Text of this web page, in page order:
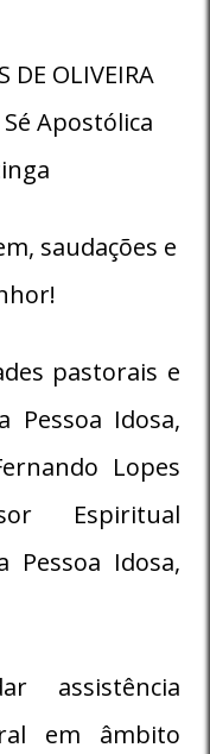
DE OLIVEIRA
Apostólica
saudações e
pastorais e
Pessoa Idosa,
Lopes
Espiritual
Pessoa Idosa,
assistência
em âmbito